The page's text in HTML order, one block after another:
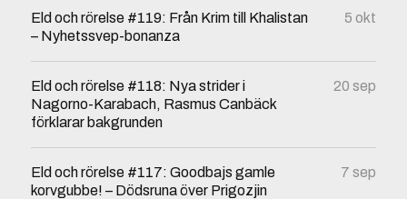
Eld och rörelse #119: Från Krim till Khalistan
– Nyhetssvep-bonanza
5 okt
Eld och rörelse #118: Nya strider i
Nagorno-Karabach, Rasmus Canbäck
förklarar bakgrunden
20 sep
Eld och rörelse #117: Goodbajs gamle
korvgubbe! – Dödsruna över Prigozjin
7 sep